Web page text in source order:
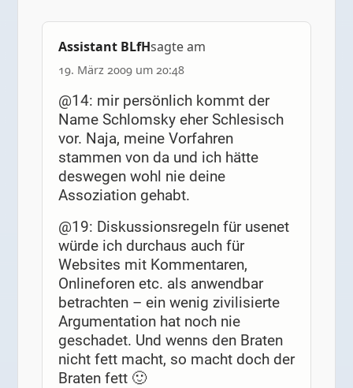
Assistant BLfHsagte am
19. März 2009 um 20:48
@14: mir persönlich kommt der
Name Schlomsky eher Schlesisch
vor. Naja, meine Vorfahren
stammen von da und ich hätte
deswegen wohl nie deine
Assoziation gehabt.
@19: Diskussionsregeln für usenet
würde ich durchaus auch für
Websites mit Kommentaren,
Onlineforen etc. als anwendbar
betrachten – ein wenig zivilisierte
Argumentation hat noch nie
geschadet. Und wenns den Braten
nicht fett macht, so macht doch der
Braten fett 🙂